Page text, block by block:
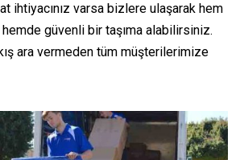
ihtiyacınız varsa bizlere ulaşarak hem
hemde güvenli bir taşıma alabilirsiniz.
ara vermeden tüm müşterilerimize